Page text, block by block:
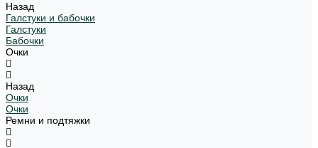
Назад
Галстуки и бабочки
Галстуки
Бабочки
Очки
Назад
Очки
Очки
Ремни и подтяжки